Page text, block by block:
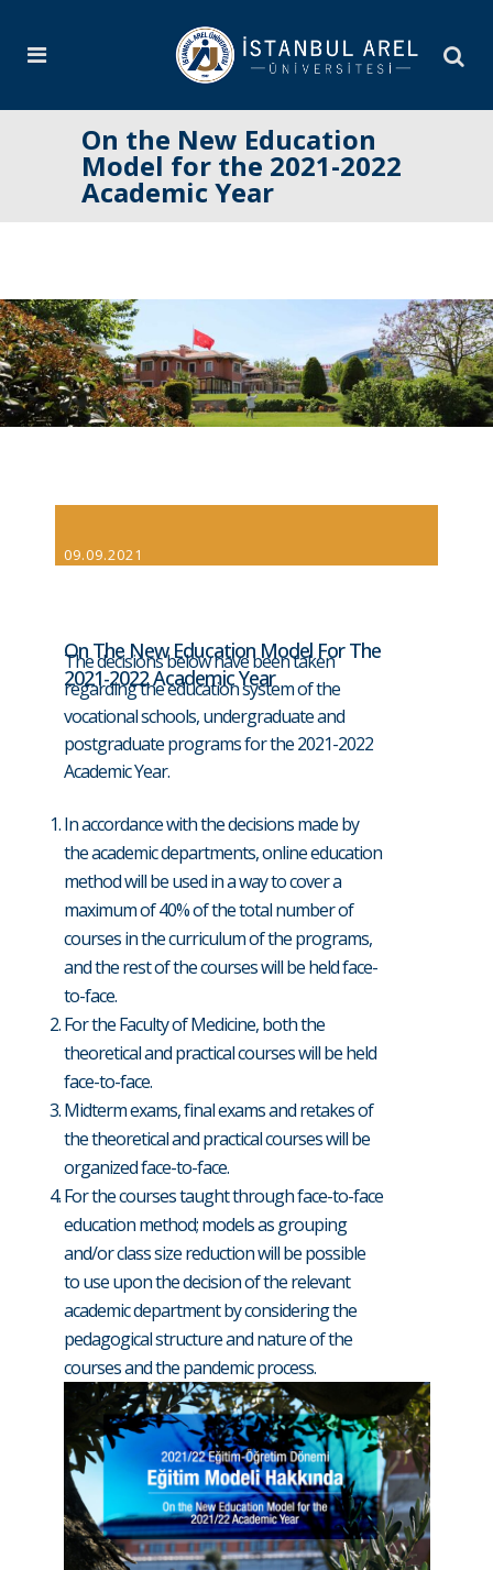
On the New Education
Model for the 2021-2022
Academic Year
09.09.2021
On The New Education Model For The
2021-2022 Academic Year
The decisions below have been taken
regarding the education system of the
vocational schools, undergraduate and
postgraduate programs for the 2021-2022
Academic Year.
In accordance with the decisions made by
the academic departments, online education
method will be used in a way to cover a
maximum of 40% of the total number of
courses in the curriculum of the programs,
and the rest of the courses will be held face-
to-face.
For the Faculty of Medicine, both the
theoretical and practical courses will be held
face-to-face.
Midterm exams, final exams and retakes of
the theoretical and practical courses will be
organized face-to-face.
For the courses taught through face-to-face
education method; models as grouping
and/or class size reduction will be possible
to use upon the decision of the relevant
academic department by considering the
pedagogical structure and nature of the
courses and the pandemic process.